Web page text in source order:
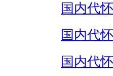
国内代
国内代
国内代